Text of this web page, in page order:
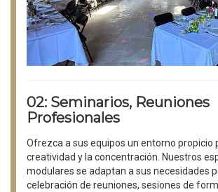
02: Seminarios, Reuniones
Profesionales
Ofrezca a sus equipos un entorno propicio
creatividad y la concentración. Nuestros
modulares se adaptan a sus necesidades
celebración de reuniones, sesiones de